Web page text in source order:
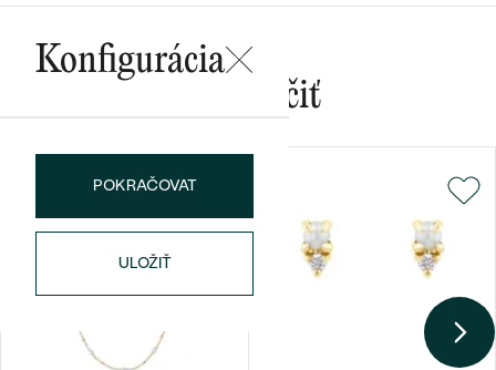
Wave kolekcia
OBJAVIŤ
OBJAVIŤ
Konfigurácia
POKRAČOVAT
ULOŽIŤ
Mohlo by sa vám páčiť